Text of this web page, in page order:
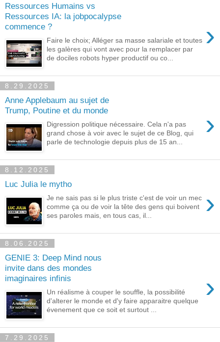
Ressources Humains vs
Ressources IA: la jobpocalypse
commence ?
›
Faire le choix; Alléger sa masse salariale et toutes
les galères qui vont avec pour la remplacer par
de dociles robots hyper productif ou co...
8.29.2025
Anne Applebaum au sujet de
Trump, Poutine et du monde
›
Digression politique nécessaire. Cela n'a pas
grand chose à voir avec le sujet de ce Blog, qui
parle de technologie depuis plus de 15 an...
8.12.2025
Luc Julia le mytho
›
Je ne sais pas si le plus triste c'est de voir un mec
comme ça ou de voir la tête des gens qui boivent
ses paroles mais, en tous cas, il...
8.06.2025
GENIE 3: Deep Mind nous
invite dans des mondes
imaginaires infinis
›
Un réalisme à couper le souffle, la possibilité
d'alterer le monde et d'y faire apparaitre quelque
évenement que ce soit et surtout ...
7.29.2025